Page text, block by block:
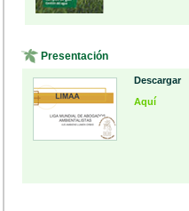
Presentación
Descargar
Aquí